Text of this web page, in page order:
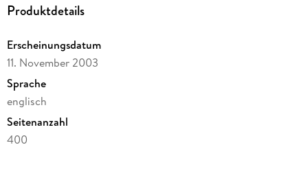
Produktdetails
Erscheinungsdatum
11. November 2003
Sprache
englisch
Seitenanzahl
400